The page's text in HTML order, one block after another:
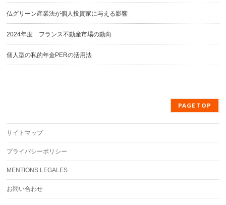
仏グリーン産業法が個人投資家に与える影響
2024年度 フランス不動産市場の動向
個人型の私的年金PERの活用法
PAGE TOP
サイトマップ
プライバシーポリシー
MENTIONS LEGALES
お問い合わせ